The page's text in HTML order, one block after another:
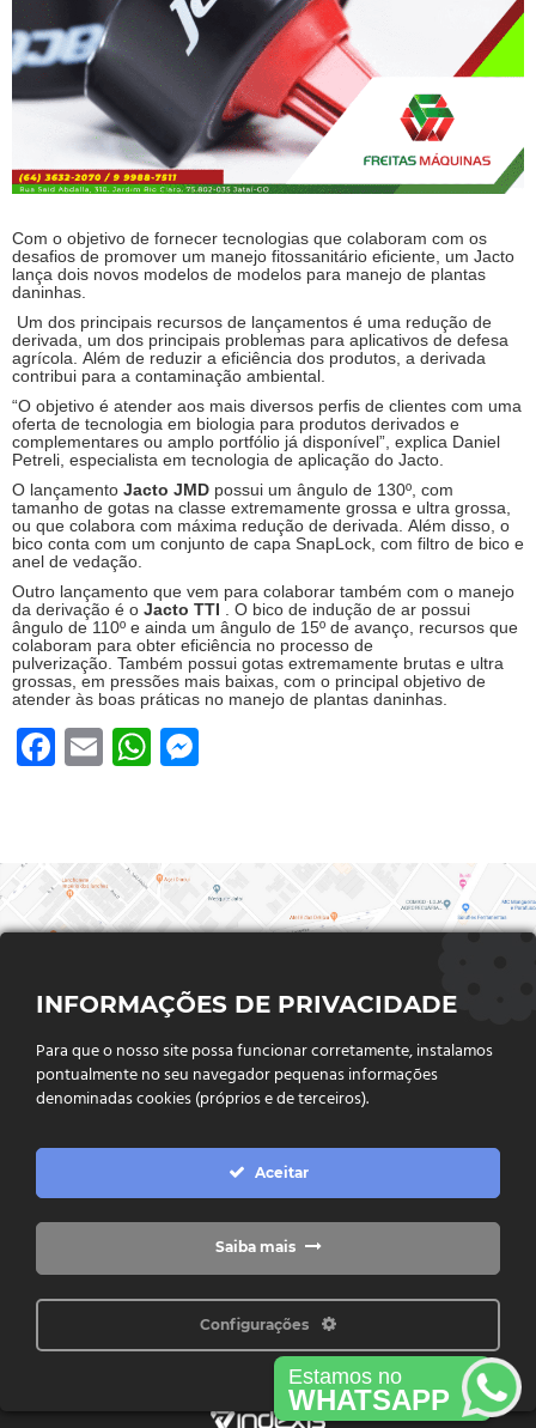
Com o objetivo de fornecer tecnologias que colaboram com os
desafios de promover um manejo fitossanitário eficiente, um Jacto
lança dois novos modelos de modelos para manejo de plantas
daninhas.
Um dos principais recursos de lançamentos é uma redução de
derivada, um dos principais problemas para aplicativos de defesa
agrícola. Além de reduzir a eficiência dos produtos, a derivada
contribui para a contaminação ambiental.
“O objetivo é atender aos mais diversos perfis de clientes com uma
oferta de tecnologia em biologia para produtos derivados e
complementares ou amplo portfólio já disponível”, explica Daniel
Petreli, especialista em tecnologia de aplicação do Jacto.
O lançamento Jacto JMD possui um ângulo de 130º, com
tamanho de gotas na classe extremamente grossa e ultra grossa,
ou que colabora com máxima redução de derivada. Além disso, o
bico conta com um conjunto de capa SnapLock, com filtro de bico e
anel de vedação.
Outro lançamento que vem para colaborar também com o manejo
da derivação é o Jacto TTI
. O bico de indução de ar possui
ângulo de 110º e ainda um ângulo de 15º de avanço, recursos que
colaboram para obter eficiência no processo de
pulverização. Também possui gotas extremamente brutas e ultra
grossas, em pressões mais baixas, com o principal objetivo de
atender às boas práticas no manejo de plantas daninhas.
In modernen digitalen Umgebungen ist die Kombination aus klarer
W środowisku cyfrowym nowoczesnych platform uporządkowana
Als een proces waarin verschillende componenten binnen een
Facebook
EmailWhatsApp
Estamos no
WHATSAPP
FALE CONOSCO
Endereço:Rua Said Abdalla, Nº 310, Jardim Rio Claro. CEP
75802-035, Jataí - GO
(64) 3632 - 2070
Copyright © 2026 Freitas Máquinas - Todos os direitos reservados
INFORMAÇÕES DE PRIVACIDADE
Para que o nosso site possa funcionar corretamente, instalamos
pontualmente no seu navegador pequenas informações
denominadas cookies (próprios e de terceiros).
Aceitar
Saiba mais
Configurações